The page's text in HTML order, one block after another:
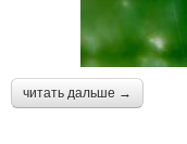
читать дальше →